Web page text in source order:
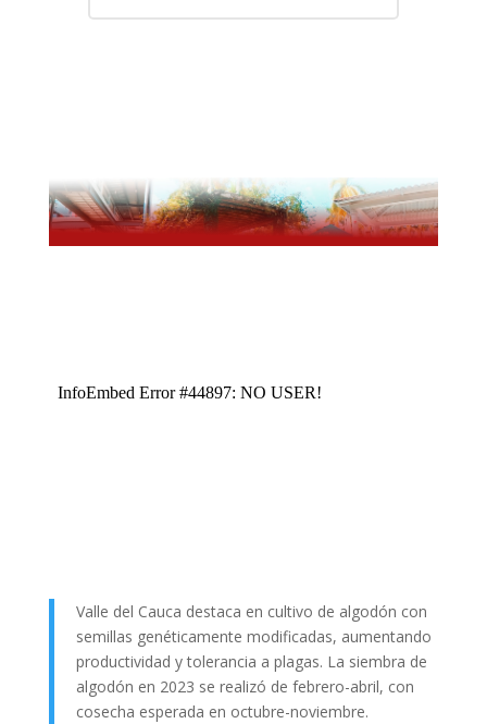
Valle del Cauca destaca en cultivo de algodón con
semillas genéticamente modificadas, aumentando
productividad y tolerancia a plagas. La siembra de
algodón en 2023 se realizó de febrero-abril, con
cosecha esperada en octubre-noviembre.